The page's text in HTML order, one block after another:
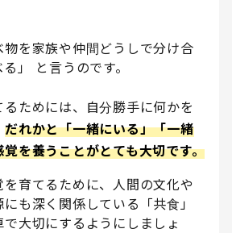
物を家族や仲間どうしで分け合
」 と言うのです。
るためには、自分勝手に何かを
だれかと「一緒にいる」「一緒
を養うことがとても大切です。
育てるために、人間の文化や
も深く関係している「共食」
大切にするようにしましょ